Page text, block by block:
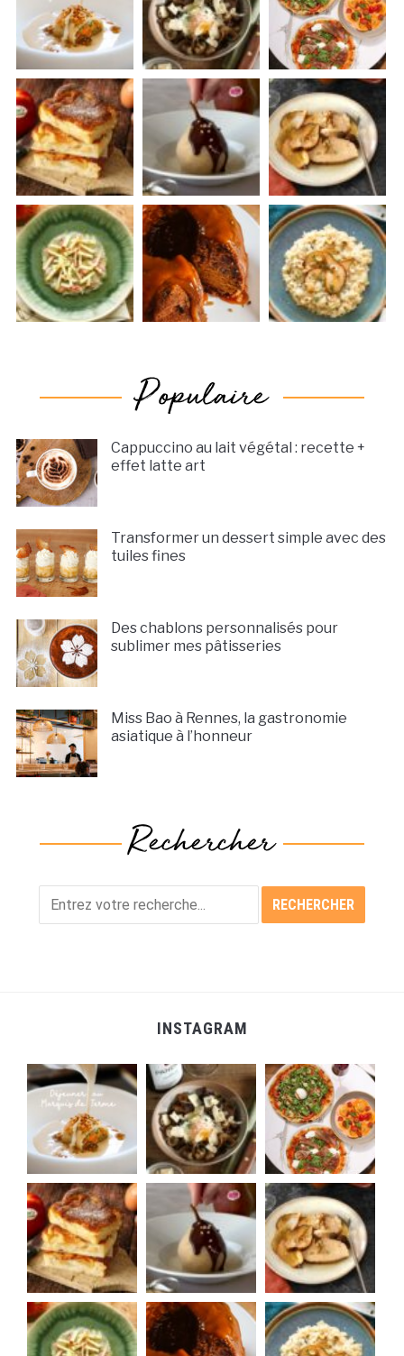
Cappuccino au lait végétal : recette +
effet latte art
Transformer un dessert simple avec des
tuiles fines
Des chablons personnalisés pour
sublimer mes pâtisseries
Miss Bao à Rennes, la gastronomie
asiatique à l’honneur
INSTAGRAM